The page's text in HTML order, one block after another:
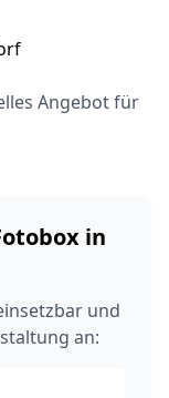
Angebot für
in
und
an: